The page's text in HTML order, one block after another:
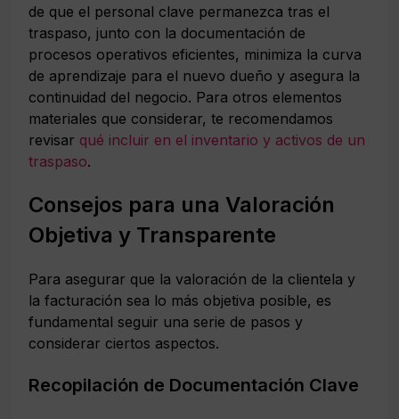
de que el personal clave permanezca tras el
traspaso, junto con la documentación de
procesos operativos eficientes, minimiza la curva
de aprendizaje para el nuevo dueño y asegura la
continuidad del negocio. Para otros elementos
materiales que considerar, te recomendamos
revisar qué incluir en el inventario y activos de un
traspaso.
Consejos para una Valoración
Objetiva y Transparente
Para asegurar que la valoración de la clientela y
la facturación sea lo más objetiva posible, es
fundamental seguir una serie de pasos y
considerar ciertos aspectos.
Recopilación de Documentación Clave